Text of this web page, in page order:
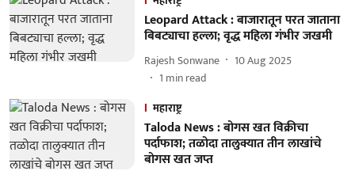
Leopard Attack : बाजारातून परत जाताना
बिबट्याचा हल्ला; वृद्ध महिला गंभीर जखमी
Rajesh Sonwane
10 Aug 2025
1 min read
महाराष्ट्र
Taloda News : बोगस खत विक्रीचा
पर्दाफाश; तळोदा तालुक्यात तीन लाखांचे
बोगस खत जप्त